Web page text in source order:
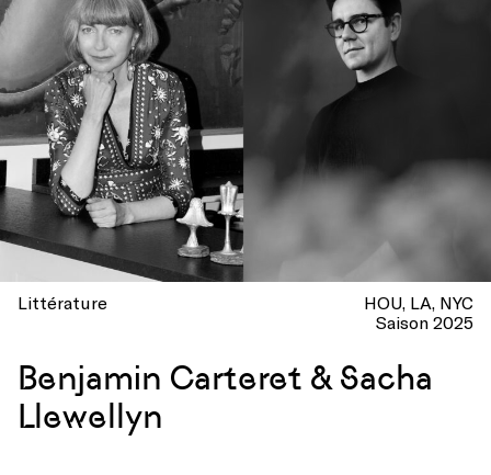
Littérature HOU LA NYC
Saison 2025
Benjamin Carteret & Sacha
Llewellyn